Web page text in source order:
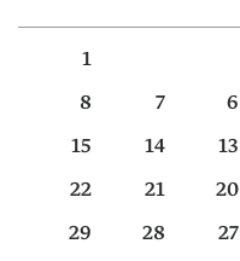
1
6
7
8
13
14
15
20
21
22
27
28
29